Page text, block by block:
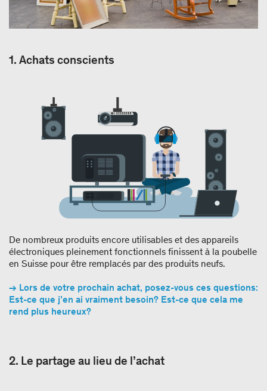
1. Achats conscients
De nombreux produits encore utilisables et des appareils
électroniques pleinement fonctionnels finissent à la poubelle
en Suisse pour être remplacés par des produits neufs.
→ Lors de votre prochain achat, posez-vous ces questions:
Est-ce que j’en ai vraiment besoin? Est-ce que cela me
rend plus heureux?
2. Le partage au lieu de l’achat